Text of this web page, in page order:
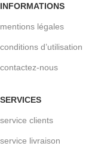
INFORMATIONS
mentions légales
conditions d’utilisation
contactez-nous
SERVICES
service clients
service livraison